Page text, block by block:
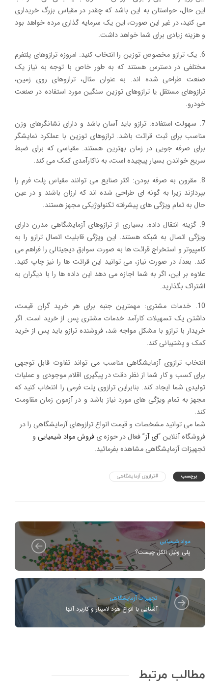
این حال، حواستان به این باشد که چقدر در مقیاس بزرگ خریداری
می کنید، در غیر این صورت، این یک سرمایه گذاری مرده خواهد بود
و هزینه زیادی برای شما خواهد داشت.
6. یک ترازو مخصوص توزین را انتخاب کنید: امروزه ترازوهای پلتفرم
مختلفی در دسترس هستند که به طور خاص با توجه به نیاز یک
صنعت طراحی شده اند. به عنوان مثال، ترازوهای روی زمین،
ترازوهای مستقل یا ترازوهای توزین سنگین مورد استفاده در صنعت
خودرو.
7. سهولت استفاده: ترازو باید آسان باشد و دارای نشانگرهای وزن
مناسب برای ثبت قرائت باشد. ترازوهای توزین با عملکرد نمایشگر
برای صرفه جویی در زمان بهترین هستند. مقیاسی که برای ضبط
سریع خواندن بسیار پیچیده است، به ناکارآمدی کمک می کند.
8. مقرون به صرفه بودن: اکثر صنایع می توانند مقیاس پلت فرم را
بپردازند زیرا به گونه ای طراحی شده اند که ارزان باشند و در عین
حال به تمام ویژگی های پیشرفته تکنولوژیکی مجهز هستند.
9. گزینه انتقال داده: بسیاری از ترازوهای آزمایشگاهی مدرن دارای
ویژگی اتصال به شبکه هستند. این ویژگی قابلیت اتصال ترازو را به
کامپیوتر و استخراج قرائت ها به صورت سوابق دیجیتالی را فراهم می
کند. بعداً، در صورت نیاز، می توانید این قرائت ها را نیز چاپ کنید.
علاوه بر این، اگر به شما اجازه می دهد این داده ها را با دیگران به
اشتراک بگذارید.
10. خدمات مشتری: مهمترین جنبه برای هر خرید گران قیمت،
داشتن یک تسهیلات کارآمد خدمات مشتری پس از خرید است. اگر
خریدار با ترازو با مشکل مواجه شد، فروشنده ترازو باید پس از خرید
کمک و پشتیبانی کند.
انتخاب ترازوی آزمایشگاهی مناسب می تواند تفاوت قابل توجهی
برای کسب و کار شما از نظر دقت در پیگیری اقلام موجودی و عملیات
تولیدی شما ایجاد کند. بنابراین ترازوی پلت فرمی را انتخاب کنید که
مجهز به تمام ویژگی های مورد نیاز باشد و در آزمون زمان مقاومت
کند.
شما می توانید مشخصات و قیمت انواع ترازوهای آزمایشگاهی را در
فروشگاه آنلاین “ای آز” فعال در حوزه ی فروش مواد شیمیایی و
تجهیزات آزمایشگاهی مشاهده بفرمائید.
برچسب #ترازوی آزمایشگاهی
مواد شیمیایی
پلی ونیل الکل چیست؟
تجهیزات آزمایشگاهی
آشنایی با انواع هود لامینار و کاربرد آنها
مطالب مرتبط